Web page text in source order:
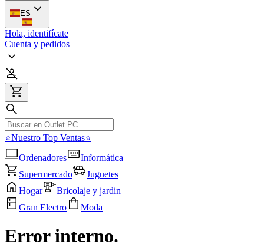
ES
Hola, identifícate
Cuenta y pedidos
⭐Nuestro Top Ventas⭐
Ordenadores
Informática
Supermercado
Juguetes
Hogar
Bricolaje y jardin
Gran Electro
Moda
Error interno.